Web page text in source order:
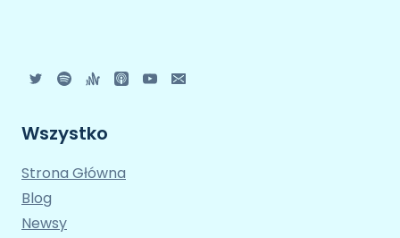
Wszystko
Strona Główna
Blog
Newsy